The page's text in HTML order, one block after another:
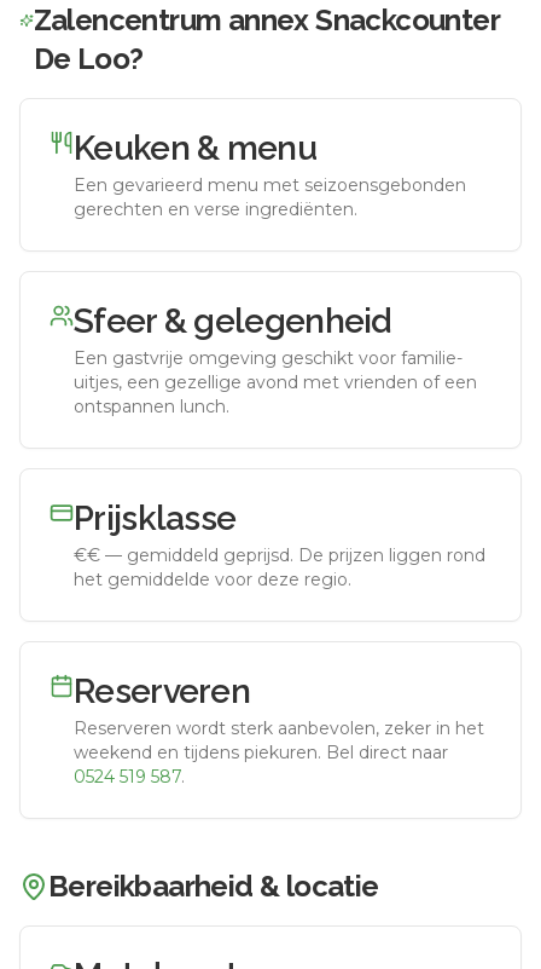
Zalencentrum annex Snackcounter
De Loo?
Keuken & menu
Een gevarieerd menu met seizoensgebonden
gerechten en verse ingrediënten.
Sfeer & gelegenheid
Een gastvrije omgeving geschikt voor familie-
uitjes, een gezellige avond met vrienden of een
ontspannen lunch.
Prijsklasse
€€ — gemiddeld geprijsd. De prijzen liggen rond
het gemiddelde voor deze regio.
Reserveren
Reserveren wordt sterk aanbevolen, zeker in het
weekend en tijdens piekuren. Bel direct naar
0524 519 587.
Bereikbaarheid & locatie